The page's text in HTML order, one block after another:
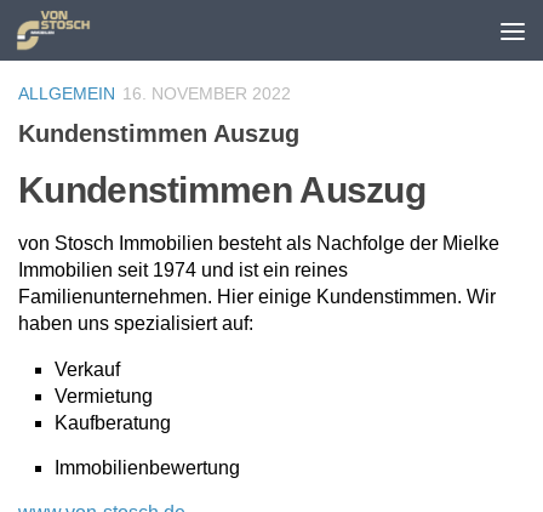
Zum Inhalt springen
ALLGEMEIN 16. NOVEMBER 2022
Kundenstimmen Auszug
Kundenstimmen Auszug
von Stosch Immobilien besteht als Nachfolge der Mielke
Immobilien seit 1974 und ist ein reines
Familienunternehmen. Hier einige Kundenstimmen. Wir
haben uns spezialisiert auf:
Verkauf
Vermietung
Kaufberatung
Immobilienbewertung